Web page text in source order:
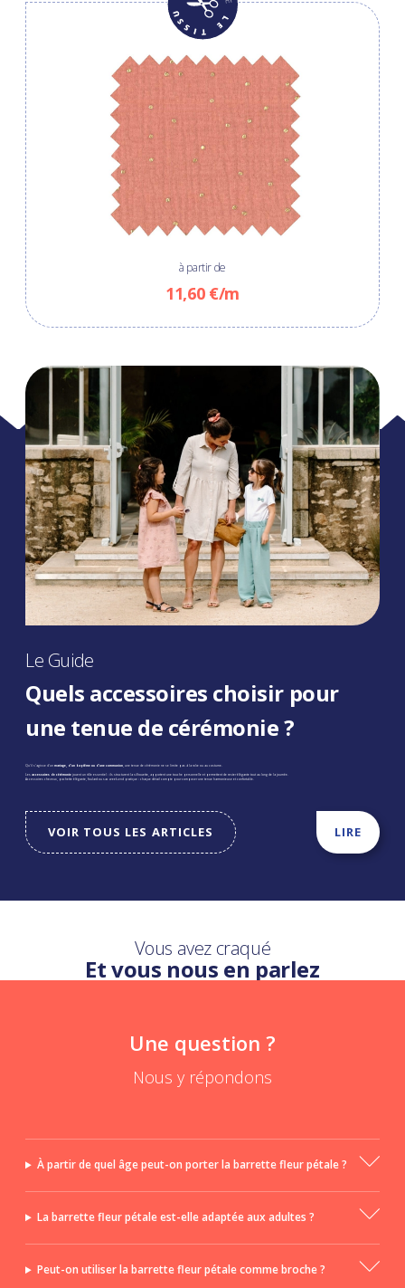
à partir de
11,60 €/m
Le Guide
Quels accessoires choisir pour
une tenue de cérémonie ?
Qu’il s’agisse d’un mariage, d’un baptême ou d’une communion , une tenue de cérémonie ne se limite pas à la robe ou au costume.
Les accessoires de cérémonie jouent un rôle essentiel : ils structurent la silhouette, apportent une touche personnelle et permettent de rester élégante tout au long de la journée.
Accessoires cheveux, pochette élégante, foulard ou sac week-end pratique : chaque détail compte pour composer une tenue harmonieuse et confortable.
VOIR TOUS LES ARTICLES LIRE
Vous avez craqué
Et vous nous en parlez
Une question ?
Nous y répondons
À partir de quel âge peut-on porter la barrette fleur pétale ?
La barrette fleur pétale est-elle adaptée aux adultes ?
Peut-on utiliser la barrette fleur pétale comme broche ?